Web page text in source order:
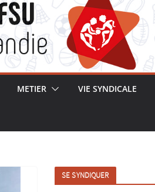
METIER VIE SYNDICALE
SE SYNDIQUER